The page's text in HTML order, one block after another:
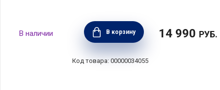
В корзину 14 990 РУБ.
00000034055